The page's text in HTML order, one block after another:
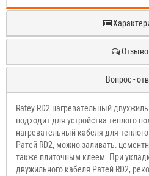
Вопрос -
Ratey RD2 нагревательный
подходит для устройства теплого
нагревательный кабеля для
Ратей RD2, можно заливать:
также плиточным клеем. При
двужильного кабеля Ратей RD2,